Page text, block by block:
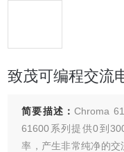
致茂可编程交流
简要描述：Chroma
61600系列提供0到
率，产生非常纯净的交